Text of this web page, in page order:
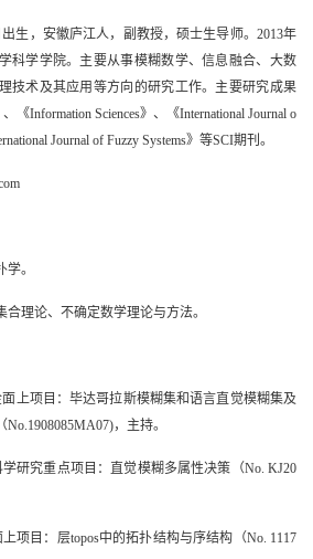
生，安徽庐江人，副教授，硕士生导师。2013年
科学学院。主要从事模糊数学、信息融合、大数
技术及其应用等方向的研究工作。主要研究成果
《Information Sciences》、《International Journal o
Journal of Fuzzy Systems》等SCI期刊。
。
理论、不确定数学理论与方法。
上项目：毕达哥拉斯模糊集和语言直觉模糊集及
，主持。
研究重点项目：直觉模糊多属性决策（No. KJ20
项目：层topos中的拓扑结构与序结构（No. 1117